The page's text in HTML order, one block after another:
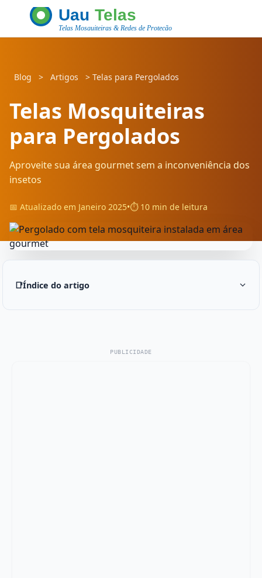
Blog > Artigos > Telas para Pergolados
Telas Mosquiteiras
para Pergolados
Aproveite sua área gourmet sem a inconveniência dos
insetos
📅 Atualizado em Janeiro 2025•⏱️ 10 min de leitura
📑Índice do artigo
PUBLICIDADE